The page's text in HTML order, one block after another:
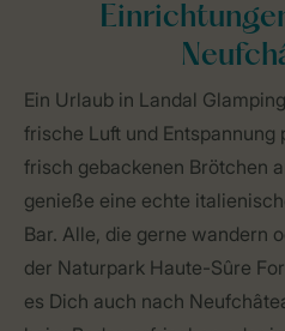
Ein Urlaub in Landal
frische Luft und Entspannung
frisch gebackenen Brötchen
genieße eine echte
Bar. Alle, die gerne wandern
der Naturpark Haute-Sûre
es Dich auch nach